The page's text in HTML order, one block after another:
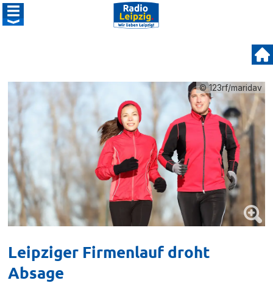
© 123rf/maridav
Leipziger Firmenlauf droht
Absage